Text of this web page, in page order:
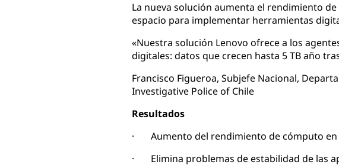
La nueva solución aumenta el rendimiento
espacio para implementar herramientas
«Nuestra solución Lenovo ofrece a los
digitales: datos que crecen hasta 5 TB año
Francisco Figueroa, Subjefe Nacional,
Investigative Police of Chile
Resultados
· Aumento del rendimiento de cómputo en
· Elimina problemas de estabilidad de las